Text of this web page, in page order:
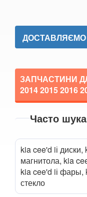
Opirus (GH)
Optima II (MG)
Optima IV (JF)
Picanto I (BA,
Picanto II (TA)
Picanto III (JA)
attach_fileПрикріпити
ДОСТАВЛЯЄМО
ЗАПЧАСТИНИ
2014 2015 2016
Часто
kia cee'd iі диски,
магнитола, kia
kia cee'd iі фары,
стекло